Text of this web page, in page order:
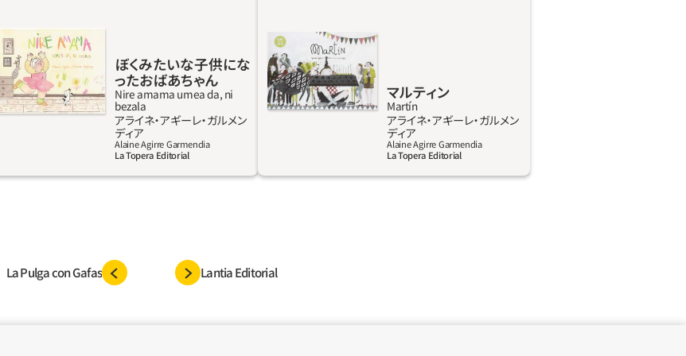
て、ぼくとおばあちゃんは知ってるんだ」。アル
ツハイマーについて小さな子供に優しく、丁寧
に、時には面白おかしく話すことはできるだろ
うか？ 大人の作った概念を取り払って愛情
を育み、理解し合うおばあちゃんと孫の物語を
アライネ・アギーレとアイナラ・アスピアスが
ぼくみたいな子供にな
ったおばあちゃん
Nire amama umea da, ni
bezala
アライネ‧アギーレ‧ガルメン
ディア
Alaine Agirre Garmendia
La Topera Editorial
ら食べるし、シャツを好んで着るけどボタンは
全部しっかり留めるし、庭で虫を捕まえてはポ
ケットに入れちゃう。コロッケは毎回必ずきっ
かり9個ずつ食べるんだ」。 2015年10月21日
に教育省の後援でスペイン児童図書評議会
(OEPLI)が公募したラサリーリョ賞絵本部門の
受賞作が決定した。応募のあった51作品の中か
ら選出されたのは本作品マルティン。個々の違
いや子供の純粋さを尊重した文とイラストの
マルティン
Martín
アライネ‧アギーレ‧ガルメン
ディア
Alaine Agirre Garmendia
La Topera Editorial
La Pulga con Gafas Lantia Editorial